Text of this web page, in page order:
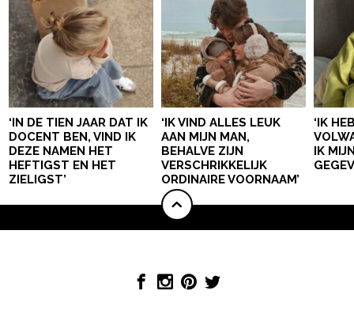
‘IN DE TIEN JAAR DAT IK
DOCENT BEN, VIND IK
DEZE NAMEN HET
HEFTIGST EN HET
ZIELIGST’
‘IK VIND ALLES LEUK
AAN MIJN MAN,
BEHALVE ZIJN
VERSCHRIKKELIJK
ORDINAIRE VOORNAAM’
‘IK
IK